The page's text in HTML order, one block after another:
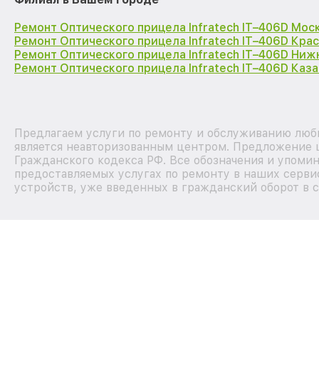
Ремонт Оптического прицела Infratech IT–406D
Ремонт Оптического прицела Infratech IT–406D
Ремонт Оптического прицела Infratech IT–406D
Ремонт Оптического прицела Infratech IT–406D
Предлагаем услуги по ремонту и обслуживанию
является неавторизованным центром.
Гражданского кодекса РФ. Все обозначения и
предоставляемых услугах по ремонту в наших
устройств, уже введенных в гражданский оборот в